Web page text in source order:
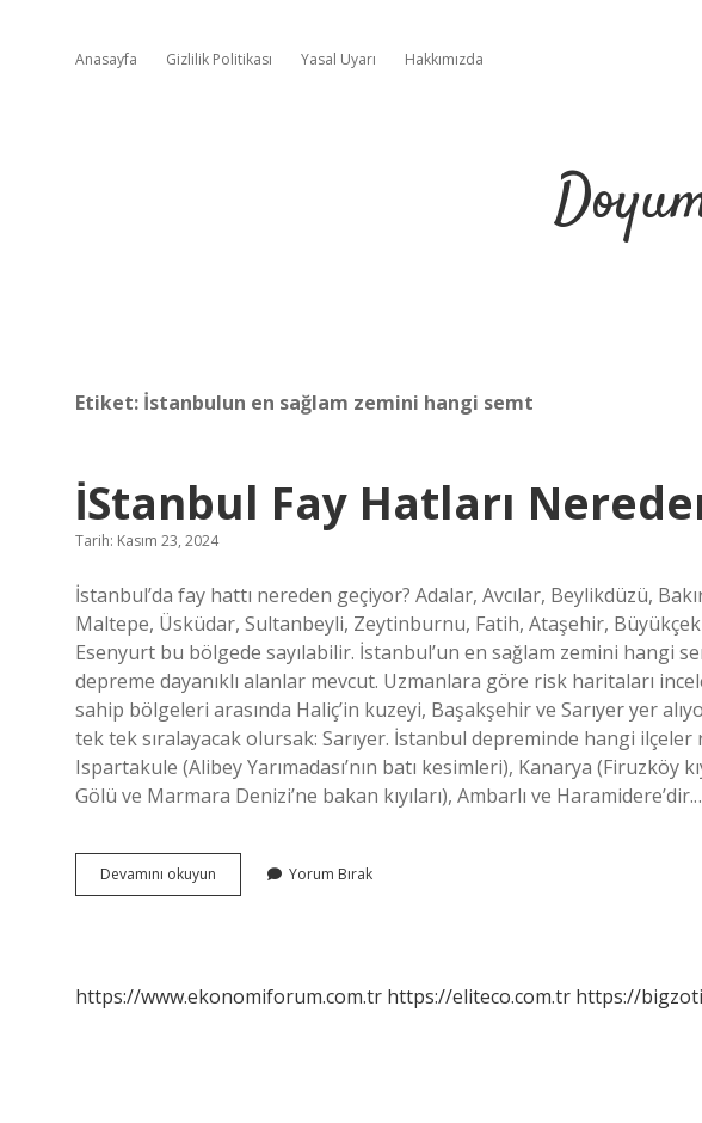
Anasayfa Gizlilik Politikası Yasal Uyarı Hakkımızda
Etiket: İstanbulun en sağlam zemini hangi semt
İStanbul Fay Hatları
Tarih: Kasım 23, 2024
İstanbul’da fay hattı nereden geçiyor? Adalar, Avcılar, Beylikdüzü,
Maltepe, Üsküdar, Sultanbeyli, Zeytinburnu, Fatih, Ataşehir,
Esenyurt bu bölgede sayılabilir. İstanbul’un en sağlam zemini hangi
depreme dayanıklı alanlar mevcut. Uzmanlara göre risk haritaları
sahip bölgeleri arasında Haliç’in kuzeyi, Başakşehir ve Sarıyer yer
tek tek sıralayacak olursak: Sarıyer. İstanbul depreminde hangi ilçeler
Ispartakule (Alibey Yarımadası’nın batı kesimleri), Kanarya (Firuzköy
Gölü ve Marmara Denizi’ne bakan kıyıları), Ambarlı ve
Devamını okuyun İStanbul
Fay
Yorum Bırak
https://www.ekonomiforum.com.tr https://eliteco.com.tr https://